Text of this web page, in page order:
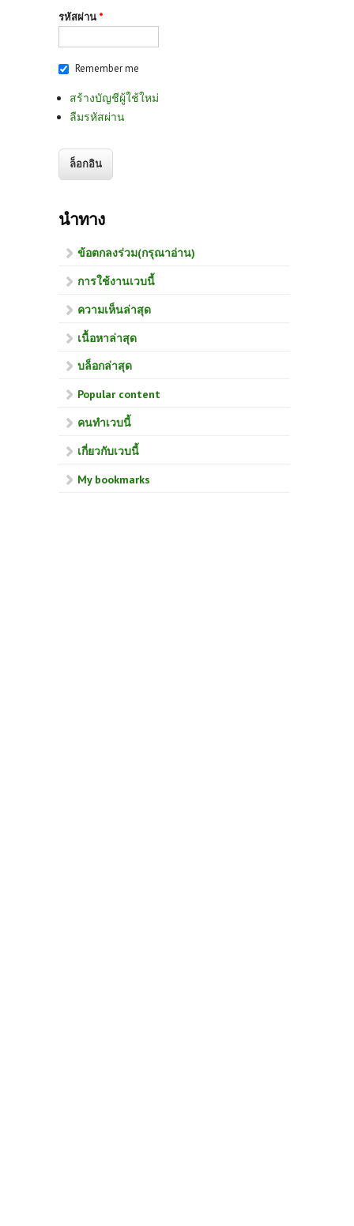
รหัสผ่าน *
Remember me
สร้างบัญชีผู้ใช้ใหม่
ลืมรหัสผ่าน
นำทาง
ข้อตกลงร่วม(กรุณาอ่าน)
การใช้งานเวบนี้
ความเห็นล่าสุด
เนื้อหาล่าสุด
บล็อกล่าสุด
Popular content
คนทำเวบนี้
เกี่ยวกับเวบนี้
My bookmarks